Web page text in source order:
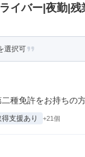
イバー|夜勤|残
選択可
種免許をお持ちの方
支援あり +21個